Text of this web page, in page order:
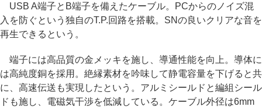
USB A端子とB端子を備えたケーブル。PCからのノイズ混
入を防ぐという独自のT.P.回路を搭載。SNの良いクリアな音を
再生できるという。
端子には高品質の金メッキを施し、導通性能を向上。導体に
は高純度銅を採用。絶縁素材を吟味して静電容量を下げると共
に、高速伝送も実現したという。アルミシールドと編組シール
ドも施し、電磁気干渉を低減している。ケーブル外径は6mm